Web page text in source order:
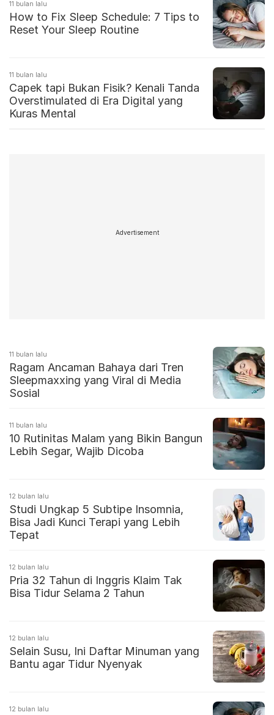
11 bulan lalu
How to Fix Sleep Schedule: 7 Tips to
Reset Your Sleep Routine
11 bulan lalu
Capek tapi Bukan Fisik? Kenali Tanda
Overstimulated di Era Digital yang
Kuras Mental
Advertisement
11 bulan lalu
Ragam Ancaman Bahaya dari Tren
Sleepmaxxing yang Viral di Media
Sosial
11 bulan lalu
10 Rutinitas Malam yang Bikin Bangun
Lebih Segar, Wajib Dicoba
12 bulan lalu
Studi Ungkap 5 Subtipe Insomnia,
Bisa Jadi Kunci Terapi yang Lebih
Tepat
12 bulan lalu
Pria 32 Tahun di Inggris Klaim Tak
Bisa Tidur Selama 2 Tahun
12 bulan lalu
Selain Susu, Ini Daftar Minuman yang
Bantu agar Tidur Nyenyak
12 bulan lalu